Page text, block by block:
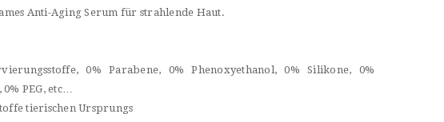
Anti-Aging Serum für strahlende Haut.
0% Parabene, 0% Phenoxyethanol, 0% Silikone, 0%
PEG, etc…
tierischen Ursprungs